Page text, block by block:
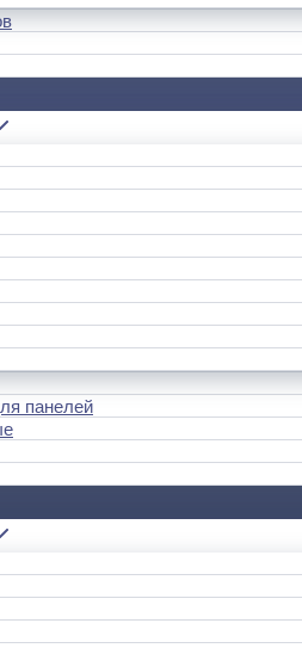
панелей